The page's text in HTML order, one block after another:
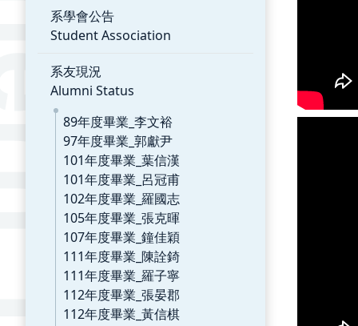
系學會公告
Student Association
系友現況
Alumni Status
89年度畢業_李文裕
97年度畢業_郭獻尹
101年度畢業_葉信漢
101年度畢業_呂冠甫
102年度畢業_羅國志
105年度畢業_張克暉
107年度畢業_鐘佳穎
111年度畢業_陳詮錡
111年度畢業_羅子寧
112年度畢業_張晏郡
112年度畢業_黃信棋